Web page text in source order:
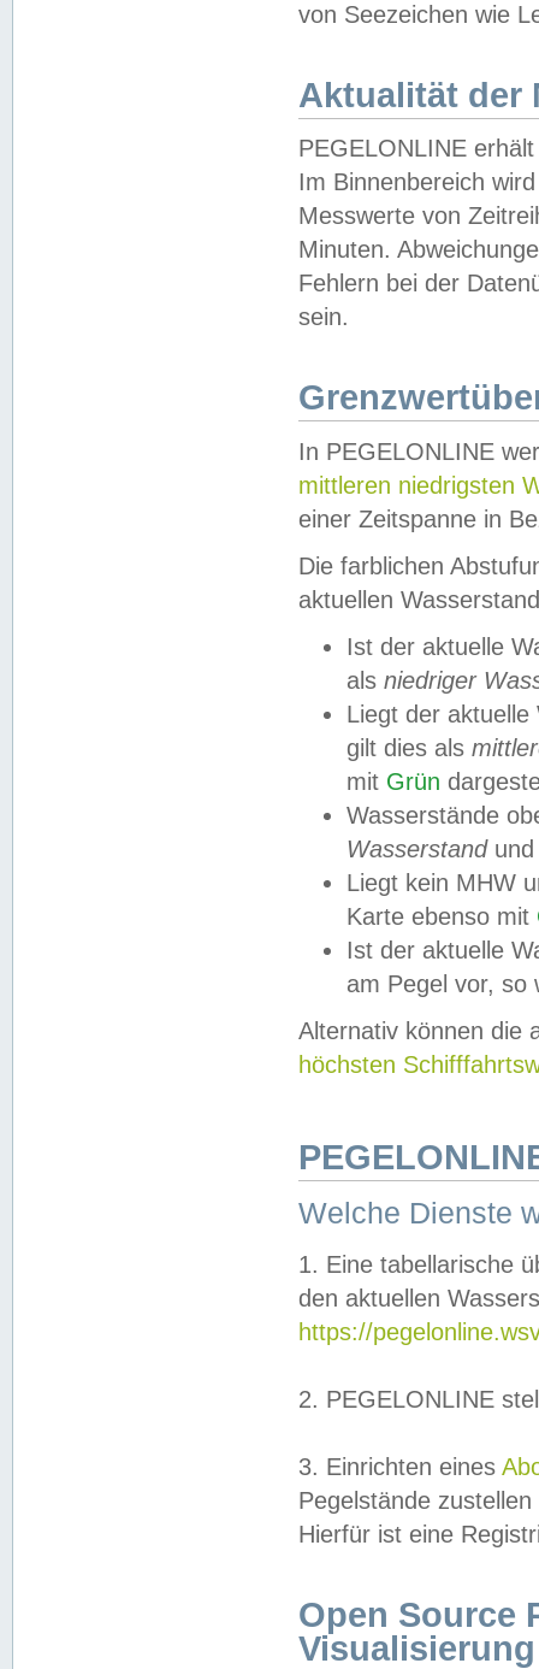
von Seezeichen wie
Aktualität der
PEGELONLINE
Im Binnenbereich
Messwerte von
Minuten.
Fehlern bei der
sein.
In PEGELONLINE
mittleren niedrigsten
einer Zeitspanne in
Die farblichen
aktuellen
Ist der aktuelle
als niedriger
Liegt der
gilt dies als
mit Grün
Wasserstände
Wasserstandund
Liegt kein MHW
Karte ebenso mit
Ist der aktuelle
am Pegel vor,
Alternativ können die
höchsten
Welche Dienste
1. Eine tabellarische
den aktuellen
https://
2. PEGELONLINE
3. Einrichten eines
Pegelstände
Hierfür ist eine
Open Source
Visualisierung